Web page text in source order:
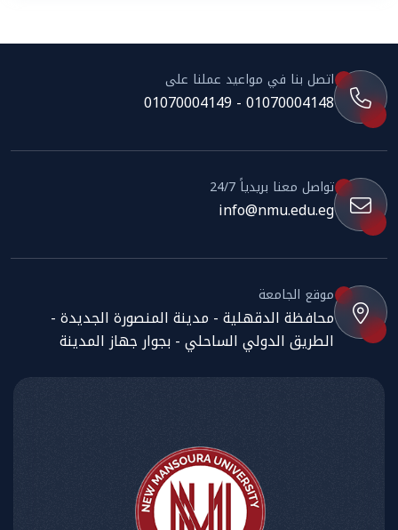
اتصل بنا في مواعيد عملنا على
01070004148 - 01070004149
تواصل معنا بريدياً 24/7
info@nmu.edu.eg
موقع الجامعة
محافظة الدقهلية - مدينة المنصورة الجديدة -
الطريق الدولي الساحلي - بجوار جهاز المدينة